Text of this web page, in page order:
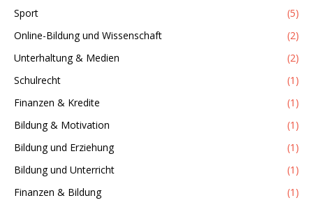
es wichtig zu wissen, ob eine High School öffentliches oder
privates Eigentum ist, bevor man sich entscheidet, dort zu
lernen.
Sport
(5)
Online-Bildung und Wissenschaft
(2)
Unterhaltung & Medien
(2)
Schulrecht
(1)
Finanzen & Kredite
(1)
Bildung & Motivation
(1)
Bildung und Erziehung
(1)
Bildung und Unterricht
(1)
Finanzen & Bildung
(1)